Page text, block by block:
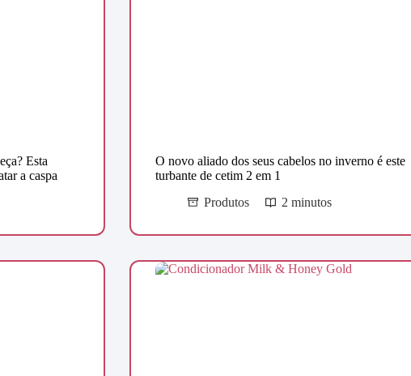
Esta
a caspa
O novo aliado dos seus cabelos no inverno é este
turbante de cetim 2 em 1
Produtos
2 minutos